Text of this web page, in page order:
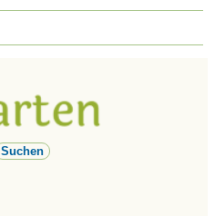
Suchen